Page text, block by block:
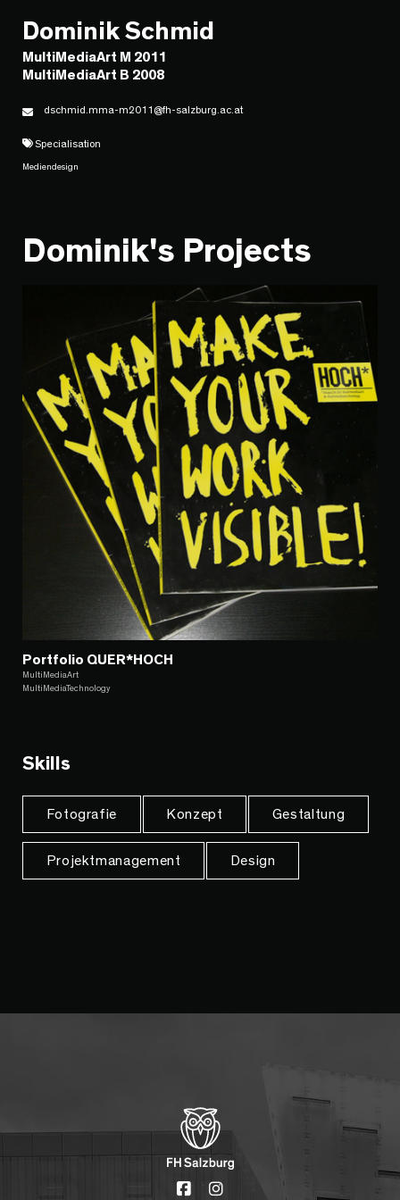
Dominik Schmid
MultiMediaArt M 2011
MultiMediaArt B 2008
dschmid.mma-m2011@fh-salzburg.ac.at
Specialisation
Mediendesign
Dominik's Projects
Portfolio QUER*HOCH
MultiMediaArt
MultiMediaTechnology
Skills
Fotografie Konzept Gestaltung
Projektmanagement Design